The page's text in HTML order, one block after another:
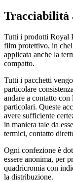
Tracciabilità
Tutti i prodotti Royal
film protettivo, in
applicata anche la
compatto.
Tutti i pacchetti
particolare
andare a contatto con
particolari. Queste
avere sufficiente
in maniera tale da
termici, contatto
Ogni confezione è
essere anonima, per
quadricromia con
la distribuzione.